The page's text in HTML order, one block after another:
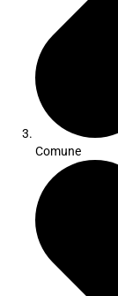
Comune